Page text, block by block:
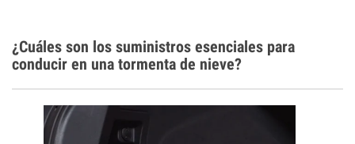
¿Cuáles son los suministros esenciales para
conducir en una tormenta de nieve?